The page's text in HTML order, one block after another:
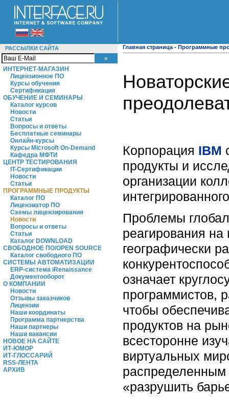
РАССЫЛКИ САЙТА
ИНТЕРНЕТ-МАГАЗИН
Лицензионное ПО
Курсы обучения
Сертификация
ОБУЧЕНИЕ И СЕМИНАРЫ
Каталог курсов
Новости
Статьи
Вопросы и ответы
Бесплатные семинары
Онлайн-курсы
Курсы Microsoft On-Demand
Кафедра МФТИ
ЦЕНТР ТЕСТИРОВАНИЯ
IT-Сертификации
Новости
Статьи
ПРОГРАММНЫЕ ПРОДУКТЫ
Каталог ПО
Лицензиатор ПО
Схемы лицензирования
Новости
Вопросы и ответы
Статьи
Каталог DOWNLOAD
СВОБОДНОЕ ПО/OPEN SOURCE
Каталог свободного ПО
СИСТЕМЫ АВТОМАТИЗАЦИИ
ERP-система iRenaissance
Документооборот
О КОМПАНИИ
Новости
Отзывы заказчиков
Лицензии
Наши координаты
Программа партнерства
Наши партнеры
Наши вакансии
НОВОЕ НА САЙТЕ
ИТ-ЮМОР
ИТ-ГЛОССАРИЙ
RSS-ЛЕНТА
АРХИВ
Главная страница - Программные
Корпорация IBM
продукты и
организации
Проблемы
реагирования
географически
означает
программистов,
чтобы
продуктов на
всесторонне
виртуальных
распределенным
«разрушить